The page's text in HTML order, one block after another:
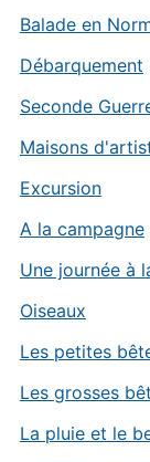
Balade en
Débarquement
Seconde
Maisons
Excursion
A la campagne
Une journée à
Oiseaux
Les petites
Les grosses
La pluie et le